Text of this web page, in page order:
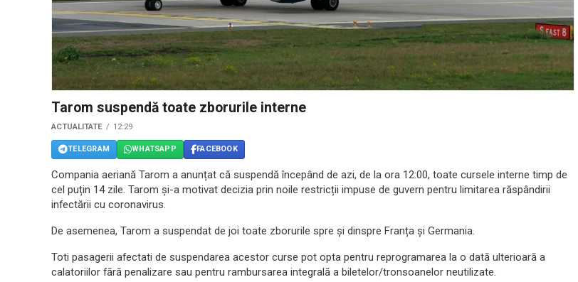
Tarom suspendă toate zborurile interne
ACTUALITATE 12:29
TELEGRAM WHATSAPP FACEBOOK
Compania aeriană Tarom a anunțat că suspendă începând de azi, de la ora 12:00, toate cursele interne timp de
cel puțin 14 zile. Tarom și-a motivat decizia prin noile restricții impuse de guvern pentru limitarea răspândirii
infectării cu coronavirus.
De asemenea, Tarom a suspendat de joi toate zborurile spre și dinspre Franța și Germania.
Toti pasagerii afectati de suspendarea acestor curse pot opta pentru reprogramarea la o dată ulterioară a
calatoriilor fără penalizare sau pentru rambursarea integrală a biletelor/tronsoanelor neutilizate.